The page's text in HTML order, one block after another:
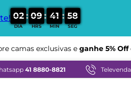
02
DIA
: 09
HRS
: 41
MIN
: 57
SEG
camas exclusivas e ganhe 5% Off
41 8880-8821